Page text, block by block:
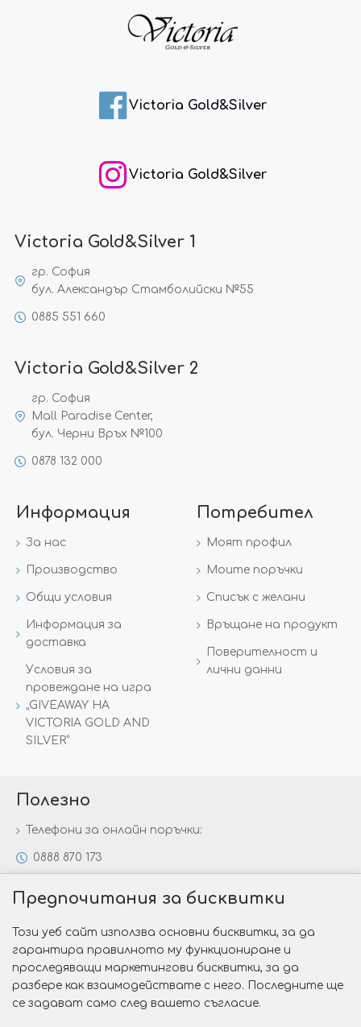
Victoria Gold&Silver
Victoria Gold&Silver
Victoria Gold&Silver 1
гр. София
бул. Александър Стамболийски №55
0885 551 660
Victoria Gold&Silver 2
гр. София
Mall Paradise Center,
бул. Черни Връх №100
0878 132 000
Информация
За нас
Производство
Общи условия
Информация за
доставка
Условия за
провеждане на игра
„GIVEAWAY НА
VICTORIA GOLD AND
SILVER“
Потребител
Моят профил
Моите поръчки
Списък с желани
Връщане на продукт
Поверителност и
лични данни
Полезно
Телефони за онлайн поръчки:
0888 870 173
Специални предложения
Защо да изберете Victoria Gold&Silver?
Как да изберем годежен пръстен?
Предпочитания за бисквитки
Този уеб сайт използва основни бисквитки, за да
гарантира правилното му функциониране и
проследяващи маркетингови бисквитки, за да
разбере как взаимодействате с него. Последните ще
се задават само след вашето съгласие.